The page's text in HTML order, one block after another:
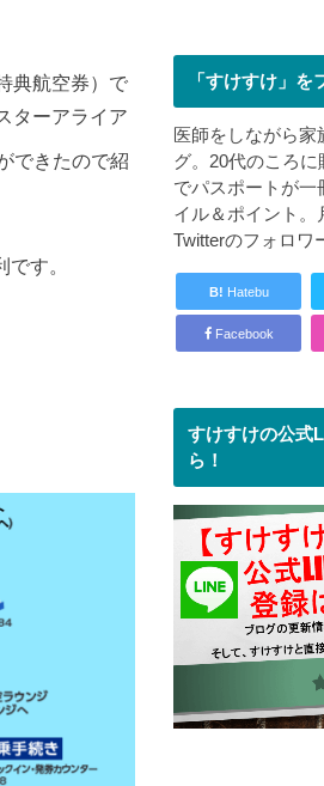
典航空券）で
ターアライア
できたので紹
す。
「すけすけ」を
医師をしながら家
グ。20代のころ
でパスポートが一
イル＆ポイント。
Twitterのフォロワ
B! Hatebu
Facebook
すけすけの公式
ら！